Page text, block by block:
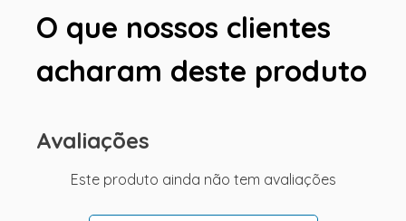
O que nossos clientes
acharam deste produto
Avaliações
Este produto ainda não tem avaliações